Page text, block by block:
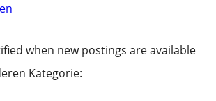
when new postings are available
Kategorie: